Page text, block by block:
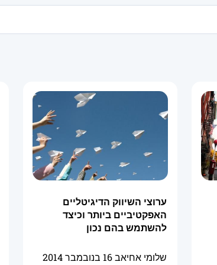
ערוצי השיווק הדיגיטליים
האפקטיביים ביותר וכיצד
להשתמש בהם נכון
שלומי אחיאב16 בנובמבר 2014